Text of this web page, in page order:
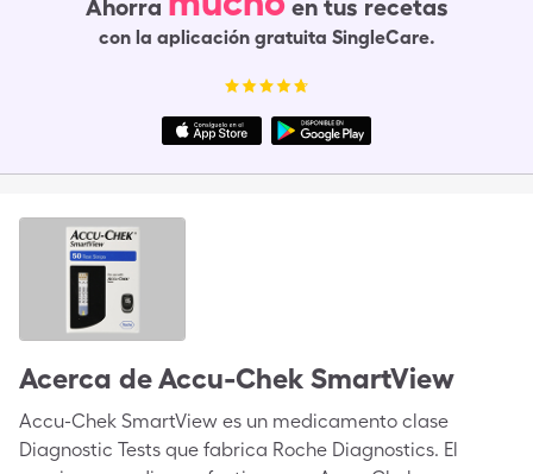
Ahorra en tus recetas
con la aplicación gratuita SingleCare.
Acerca deAccu-Chek SmartView
Accu-Chek SmartView es un medicamento clase
Diagnostic Tests que fabrica Roche Diagnostics. El